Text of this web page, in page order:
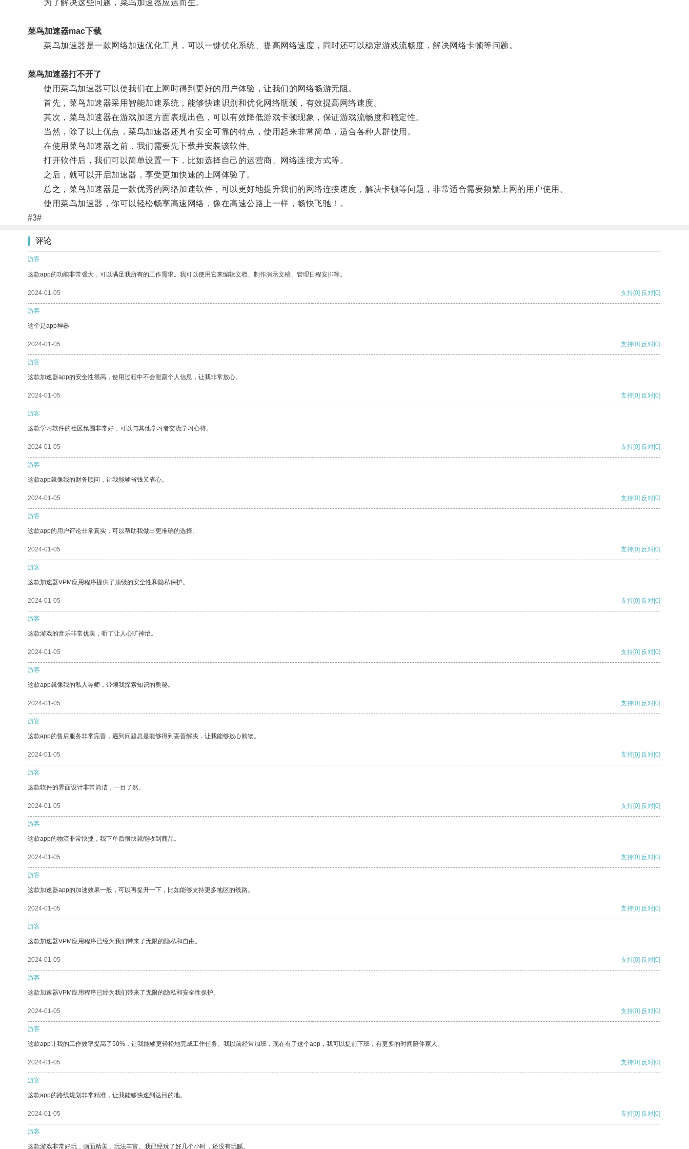
为了解决这些问题，菜鸟加速器应运而生。
菜鸟加速器mac下载
菜鸟加速器是一款网络加速优化工具，可以一键优化系统、提高网络速度，同时还可以稳定游戏流畅度，解决网络卡顿等问题。
菜鸟加速器打不开了
使用菜鸟加速器可以使我们在上网时得到更好的用户体验，让我们的网络畅游无阻。
首先，菜鸟加速器采用智能加速系统，能够快速识别和优化网络瓶颈，有效提高网络速度。
其次，菜鸟加速器在游戏加速方面表现出色，可以有效降低游戏卡顿现象，保证游戏流畅度和稳定性。
当然，除了以上优点，菜鸟加速器还具有安全可靠的特点，使用起来非常简单，适合各种人群使用。
在使用菜鸟加速器之前，我们需要先下载并安装该软件。
打开软件后，我们可以简单设置一下，比如选择自己的运营商、网络连接方式等。
之后，就可以开启加速器，享受更加快速的上网体验了。
总之，菜鸟加速器是一款优秀的网络加速软件，可以更好地提升我们的网络连接速度，解决卡顿等问题，非常适合需要频繁上网的用户使用。
使用菜鸟加速器，你可以轻松畅享高速网络，像在高速公路上一样，畅快飞驰！。
#3#
评论
游客
这款app的功能非常强大，可以满足我所有的工作需求。我可以使用它来编辑文档、制作演示文稿、管理日程安排等。
2024-01-05 支持[0] 反对[0]
游客
这个是app神器
2024-01-05 支持[0] 反对[0]
游客
这款加速器app的安全性很高，使用过程中不会泄露个人信息，让我非常放心。
2024-01-05 支持[0] 反对[0]
游客
这款学习软件的社区氛围非常好，可以与其他学习者交流学习心得。
2024-01-05 支持[0] 反对[0]
游客
这款app就像我的财务顾问，让我能够省钱又省心。
2024-01-05 支持[0] 反对[0]
游客
这款app的用户评论非常真实，可以帮助我做出更准确的选择。
2024-01-05 支持[0] 反对[0]
游客
这款加速器VPM应用程序提供了顶级的安全性和隐私保护。
2024-01-05 支持[0] 反对[0]
游客
这款游戏的音乐非常优美，听了让人心旷神怡。
2024-01-05 支持[0] 反对[0]
游客
这款app就像我的私人导师，带领我探索知识的奥秘。
2024-01-05 支持[0] 反对[0]
游客
这款app的售后服务非常完善，遇到问题总是能够得到妥善解决，让我能够放心购物。
2024-01-05 支持[0] 反对[0]
游客
这款软件的界面设计非常简洁，一目了然。
2024-01-05 支持[0] 反对[0]
游客
这款app的物流非常快捷，我下单后很快就能收到商品。
2024-01-05 支持[0] 反对[0]
游客
这款加速器app的加速效果一般，可以再提升一下，比如能够支持更多地区的线路。
2024-01-05 支持[0] 反对[0]
游客
这款加速器VPM应用程序已经为我们带来了无限的隐私和自由。
2024-01-05 支持[0] 反对[0]
游客
这款加速器VPM应用程序已经为我们带来了无限的隐私和安全性保护。
2024-01-05 支持[0] 反对[0]
游客
这款app让我的工作效率提高了50%，让我能够更轻松地完成工作任务。我以前经常加班，现在有了这个app，我可以提前下班，有更多的时间陪伴家人。
2024-01-05 支持[0] 反对[0]
游客
这款app的路线规划非常精准，让我能够快速到达目的地。
2024-01-05 支持[0] 反对[0]
游客
这款游戏非常好玩，画面精美，玩法丰富。我已经玩了好几个小时，还没有玩腻。